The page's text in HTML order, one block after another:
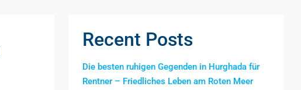
Recent Posts
Die besten ruhigen Gegenden in Hurghada für
Rentner – Friedliches Leben am Roten Meer